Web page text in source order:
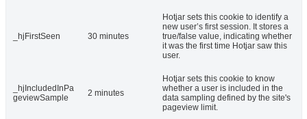
_hjFirstSeen 30 minutes
Hotjar sets this cookie to identify a
new user’s first session. It stores a
true/false value, indicating whether
it was the first time Hotjar saw this
user.
_hjIncludedInPa
geviewSample
2 minutes
Hotjar sets this cookie to know
whether a user is included in the
data sampling defined by the site's
pageview limit.